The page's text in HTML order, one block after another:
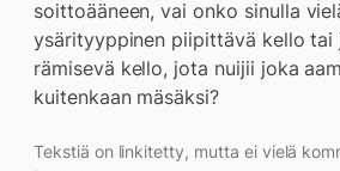
soittoääneen, vai onko sinulla
ysärityyppinen piipittävä kello tai
rämisevä kello, jota nuijii joka
kuitenkaan mäsäksi?
Tekstiä on linkitetty, mutta ei vielä